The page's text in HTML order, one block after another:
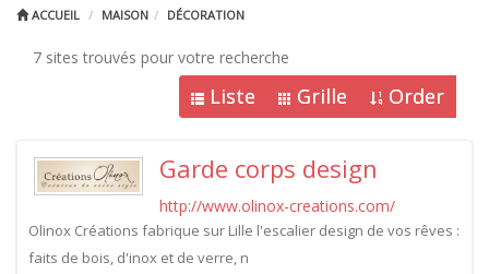
ACCUEIL MAISON DÉCORATION
7 sites trouvés pour votre recherche
Liste Grille Order
Garde corps design
http://www.olinox-creations.com/
Olinox Créations fabrique sur Lille l'escalier design de vos rêves :
faits de bois, d'inox et de verre, n